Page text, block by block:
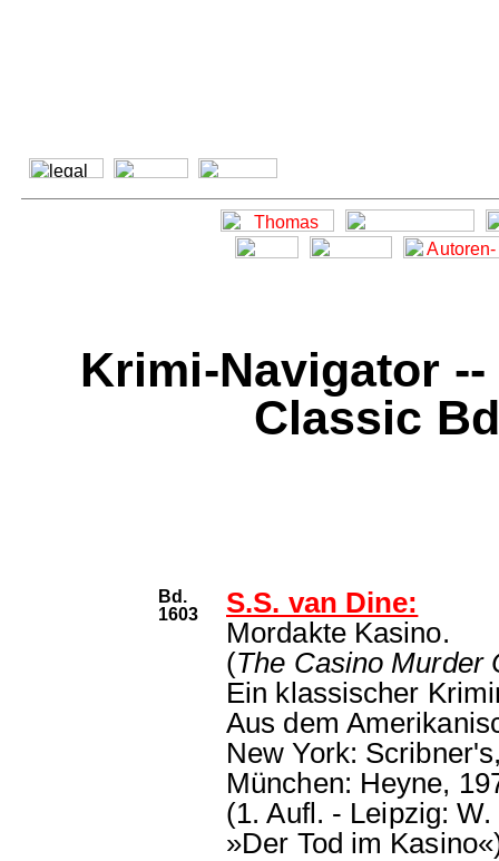
Krimi-Navigator --
Classic
Bd.
1603
S.S. van Dine:
Mordakte Kasino.
(The Casino Murder
Ein klassischer
Aus dem
New York:
München: Heyne,
(1. Aufl. - Leipzig:
»Der Tod im